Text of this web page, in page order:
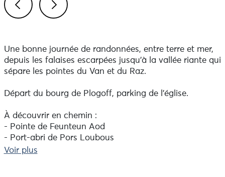
Une bonne journée de randonnées, entre terre et mer,
depuis les falaises escarpées jusqu'à la vallée riante qui
sépare les pointes du Van et du Raz.
Départ du bourg de Plogoff, parking de l'église.
À découvrir en chemin :
- Pointe de Feunteun Aod
- Port-abri de Pors Loubous
- Pointe de Plogoff
Voir plus